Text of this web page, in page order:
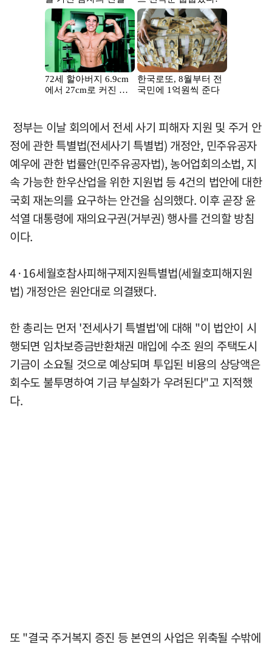
정부는 이날 회의에서 전세 사기 피해자 지원 및 주거 안
정에 관한 특별법(전세사기 특별법) 개정안, 민주유공자
예우에 관한 법률안(민주유공자법), 농어업회의소법, 지
속 가능한 한우산업을 위한 지원법 등 4건의 법안에 대한
국회 재논의를 요구하는 안건을 심의했다. 이후 곧장 윤
석열 대통령에 재의요구권(거부권) 행사를 건의할 방침
이다.
4·16세월호참사피해구제지원특별법(세월호피해지원
법) 개정안은 원안대로 의결됐다.
한 총리는 먼저 '전세사기 특별법'에 대해 "이 법안이 시
행되면 임차보증금반환채권 매입에 수조 원의 주택도시
기금이 소요될 것으로 예상되며 투입된 비용의 상당액은
회수도 불투명하여 기금 부실화가 우려된다"고 지적했
다.
또 "결국 주거복지 증진 등 본연의 사업은 위축될 수밖에